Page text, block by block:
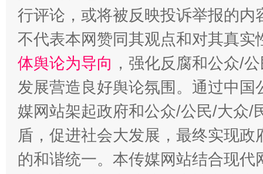
“蜀中异人”王建安的艺术幻境
行评论，或将被反映投诉举报的
不代表本网赞同其观点和对其真实
体舆论为导向 ，强化反腐和公众/
发展营造良好舆论氛围。通过中
媒网站架起政府和公众/公民/大众/
盾，促进社会大发展，最终实现
的和谐统一。本传媒网站结合现